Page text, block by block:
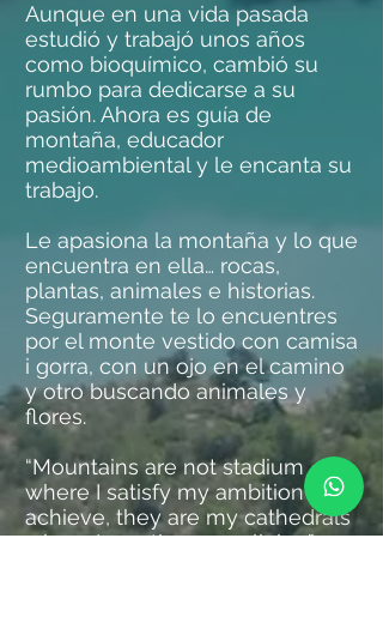
Aunque en una vida pasada
estudió y trabajó unos años
como bioquímico, cambió su
rumbo para dedicarse a su
pasión. Ahora es guía de
montaña, educador
medioambiental y le encanta su
trabajo.
Le apasiona la montaña y lo que
encuentra en ella… rocas,
plantas, animales e historias.
Seguramente te lo encuentres
por el monte vestido con camisa
i gorra, con un ojo en el camino
y otro buscando animales y
flores.
“Mountains are not stadium
where I satisfy my ambition to
achieve, they are my cathedrals
where I practice my religion” -